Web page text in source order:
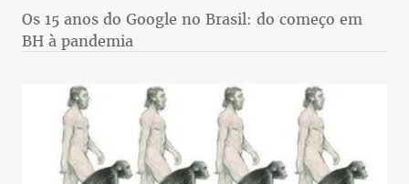
Os 15 anos do Google no Brasil: do começo em
BH à pandemia